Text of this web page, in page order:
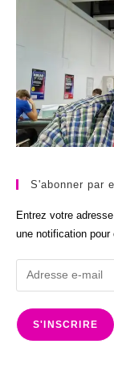
S'abonner par
Entrez votre
une notification pour
Adresse
e-
mail
S'INSCRIRE